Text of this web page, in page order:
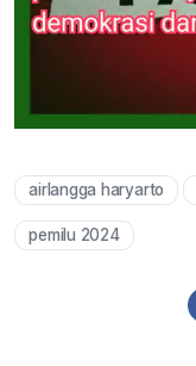
airlangga haryarto
pemilu 2024